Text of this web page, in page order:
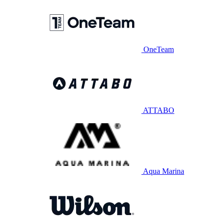
OneTeam
ATTABO
Aqua Marina